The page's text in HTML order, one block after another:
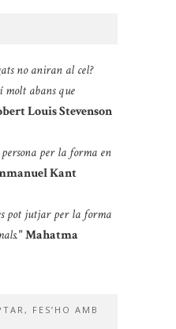
no aniran al cel?
abans que
Louis Stevenson
per la forma en
Kant
pot jutjar per la forma
Mahatma
FES’HO AMB